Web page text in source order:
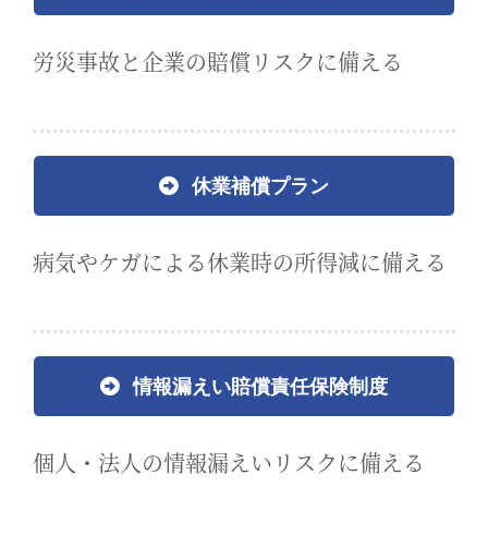
労災事故と企業の賠償リスクに備える
休業補償プラン
病気やケガによる休業時の所得減に備える
情報漏えい賠償責任保険制度
個人・法人の情報漏えいリスクに備える